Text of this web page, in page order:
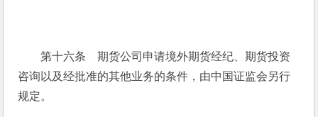
第十六条　期货公司申请境外期货经纪、期货投资
咨询以及经批准的其他业务的条件，由中国证监会另行
规定。